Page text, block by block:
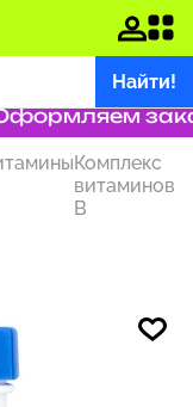
Найти!
заказ
Комплекс
витаминов
B